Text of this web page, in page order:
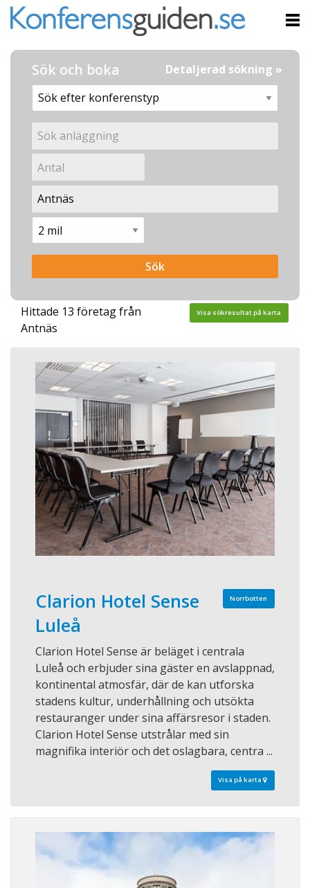
Sök och boka Detaljerad sökning »
Hittade 13 företag från
Antnäs
Visa sökresultat på karta
Norrbotten
Clarion Hotel Sense
Luleå
Clarion Hotel Sense är beläget i centrala
Luleå och erbjuder sina gäster en avslappnad,
kontinental atmosfär, där de kan utforska
stadens kultur, underhållning och utsökta
restauranger under sina affärsresor i staden.
Clarion Hotel Sense utstrålar med sin
magnifika interiör och det oslagbara, centra ...
Visa på karta